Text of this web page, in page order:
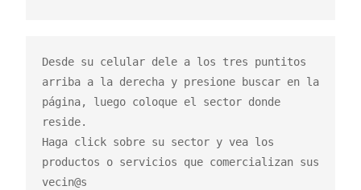
Desde su celular dele a los tres puntitos
arriba a la derecha y presione buscar en la
página, luego coloque el sector donde
reside.
Haga click sobre su sector y vea los
productos o servicios que comercializan sus
vecin@s